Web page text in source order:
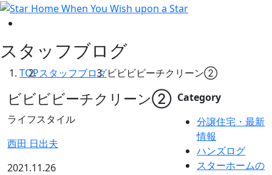
スタッフブログ
TOPスタッフブログビビビビーチクリーン②
ビビビビーチクリーン②
ライフスタイル
西田 日出夫
2021.11.26
Category
分譲住宅・最新
情報
ハンズログ
スターホームの